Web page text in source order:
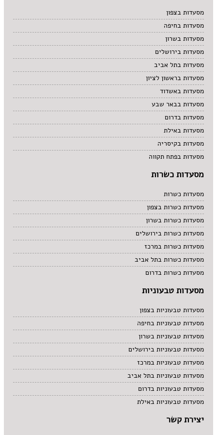
מרקים
מתוקים
סיני
סנדוויץ' בר
פאב
מסעדות בצפון
מסעדות בחיפה
מסעדות בשרון
מסעדות בירושלים
מסעדות בתל אביב
מסעדות בראשון לציון
מסעדות באשדוד
מסעדות בבאר שבע
מסעדות בדרום
מסעדות באילת
מסעדות בקיסריה
מסעדות בפתח תקווה
מסעדות כשרות
מסעדות כשרות
מסעדות כשרות בצפון
מסעדות כשרות בשרון
מסעדות כשרות בירושלים
מסעדות כשרות במרכז
מסעדות כשרות בתל אביב
מסעדות כשרות בדרום
מסעדות טבעוניות
מסעדות טבעוניות בצפון
מסעדות טבעוניות בחיפה
מסעדות טבעוניות בשרון
מסעדות טבעוניות בירושלים
מסעדות טבעוניות במרכז
מסעדות טבעוניות בתל אביב
מסעדות טבעוניות בדרום
מסעדות טבעוניות באילת
יצירת קשר